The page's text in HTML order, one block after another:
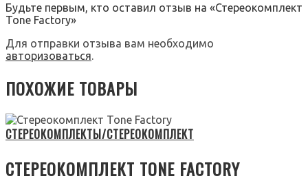
Будьте первым, кто оставил отзыв на «Стереокомплект
Tone Factory»
Для отправки отзыва вам необходимо
авторизоваться.
ПОХОЖИЕ ТОВАРЫ
СТЕРЕОКОМПЛЕКТЫ/СТЕРЕОКОМПЛЕКТ
СТЕРЕОКОМПЛЕКТ TONE FACTORY